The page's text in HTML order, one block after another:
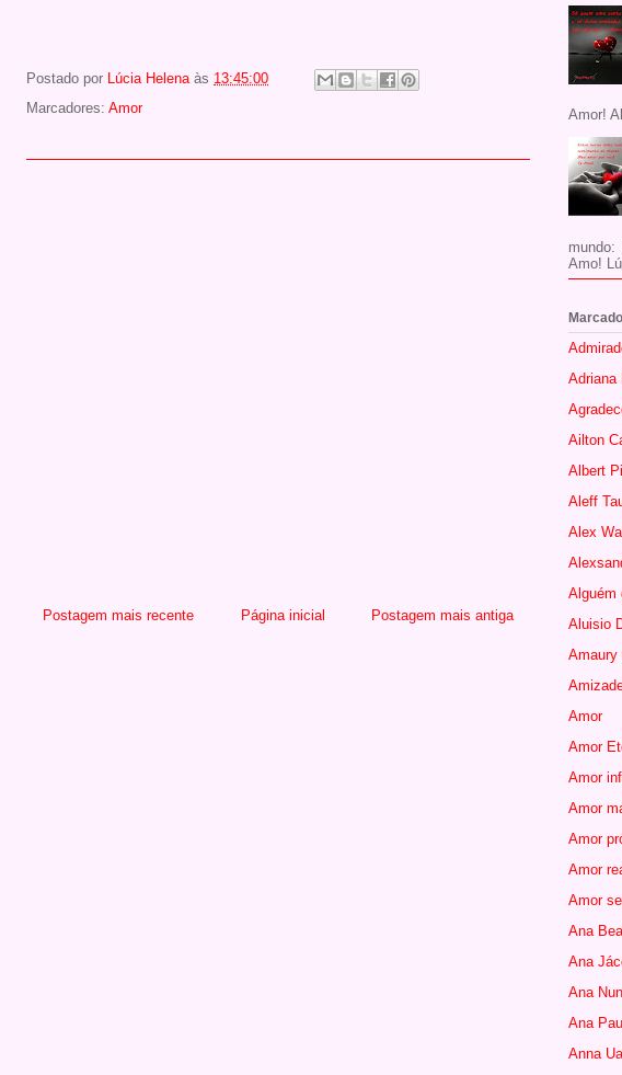
Postado por Lúcia Helena às 13:45:00
Marcadores: Amor
Postagem mais recente Postagem mais antiga
Página inicial
Amor!
mundo:
Amo!
Adriana
Ailton
Albert
Aleff
Alex
Alguém
Aluisio
Amaury
Amor
Amor
Amor
Amor
Amor
Amor
Amor
Ana
Ana
Ana
Ana
Anna